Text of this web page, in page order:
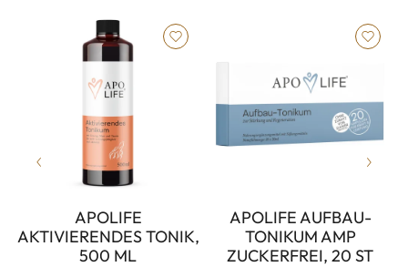
APOLIFE
AKTIVIERENDES TONIK,
500 ML
APOLIFE AUFBAU-
TONIKUM AMP
ZUCKERFREI, 20 ST